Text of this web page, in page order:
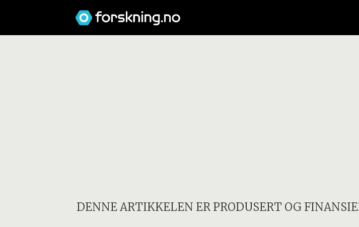
DENNE ARTIKKELEN ER PRODUSERT OG